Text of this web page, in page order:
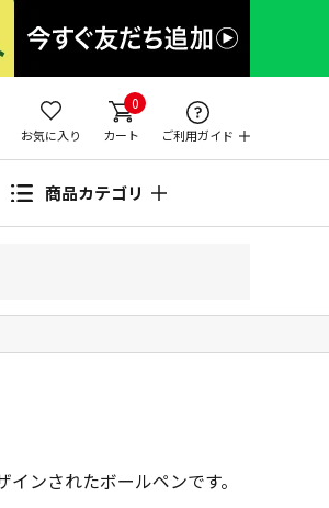
お気に入り
0
カート ご利用ガイド
商品カテゴリ
ンされたボールペンです。